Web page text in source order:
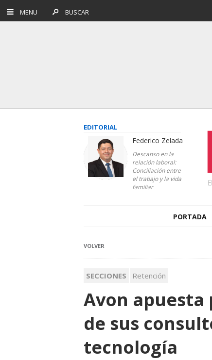
MENU BUSCAR
EDITORIAL
Federico Zelada
Descanso en la
relación laboral:
Conciliación entre
el trabajo y la vida
familiar
PORTADA
VOLVER
SECCIONES Retención
Avon
de sus
tecnología